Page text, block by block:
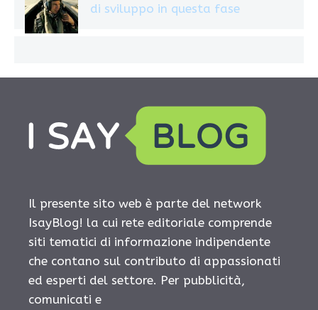
di sviluppo in questa fase
Il presente sito web è parte del network
IsayBlog! la cui rete editoriale comprende
siti tematici di informazione indipendente
che contano sul contributo di appassionati
ed esperti del settore. Per pubblicità,
comunicati e